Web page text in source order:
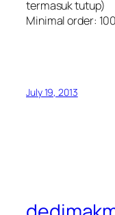
termasuk tutup)
Minimal order:
July 19, 2013